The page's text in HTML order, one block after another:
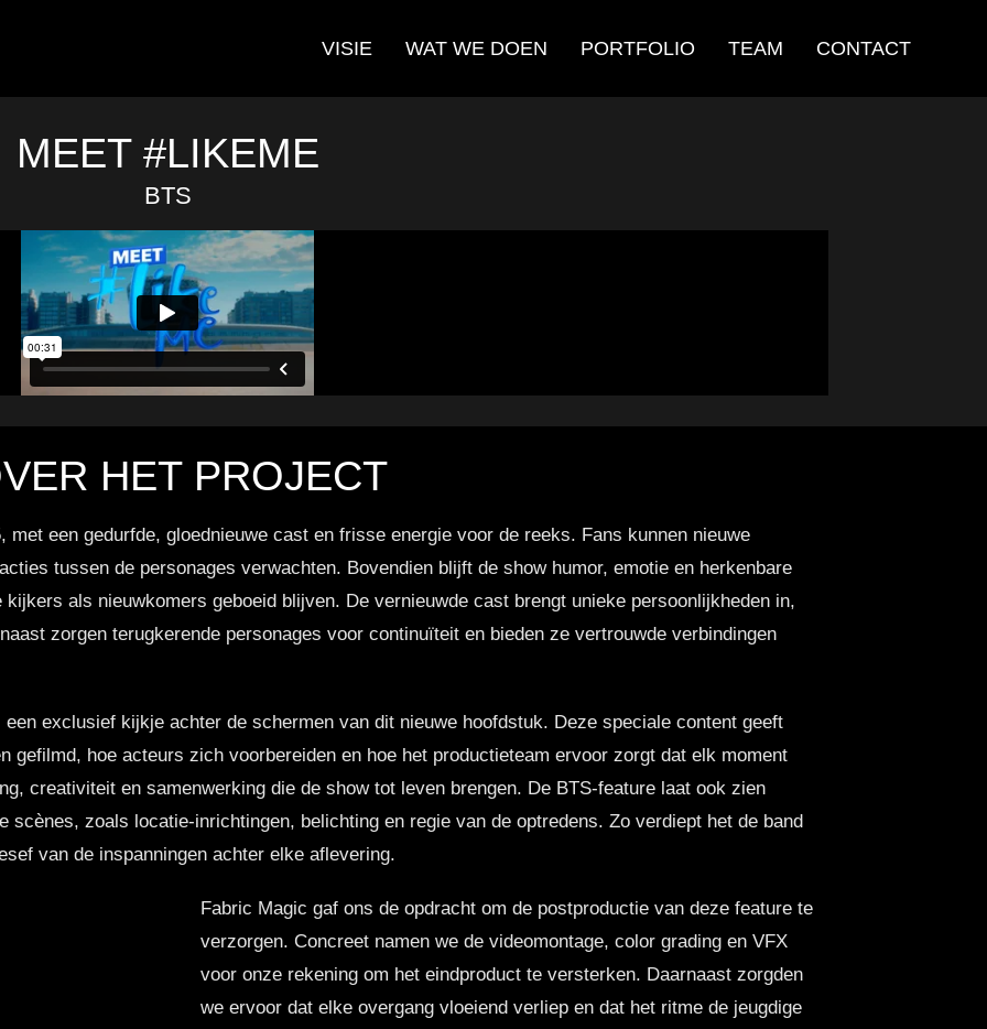
VISIE WAT WE DOEN PORTFOLIO TEAM CONTACT
MEET #LIKEME
BTS
HET PROJECT
met een gedurfde, gloednieuwe cast en frisse energie voor de reeks. Fans kunnen nieuwe
tussen de personages verwachten. Bovendien blijft de show humor, emotie en herkenbare
als nieuwkomers geboeid blijven. De vernieuwde cast brengt unieke persoonlijkheden in,
zorgen terugkerende personages voor continuïteit en bieden ze vertrouwde verbindingen
exclusief kijkje achter de schermen van dit nieuwe hoofdstuk. Deze speciale content geeft
gefilmd, hoe acteurs zich voorbereiden en hoe het productieteam ervoor zorgt dat elk moment
creativiteit en samenwerking die de show tot leven brengen. De BTS-feature laat ook zien
zoals locatie-inrichtingen, belichting en regie van de optredens. Zo verdiept het de band
van de inspanningen achter elke aflevering.
Fabric Magic gaf ons de opdracht om de postproductie van deze feature te
verzorgen. Concreet namen we de videomontage, color grading en VFX
voor onze rekening om het eindproduct te versterken. Daarnaast zorgden
we ervoor dat elke overgang vloeiend verliep en dat het ritme de jeugdige